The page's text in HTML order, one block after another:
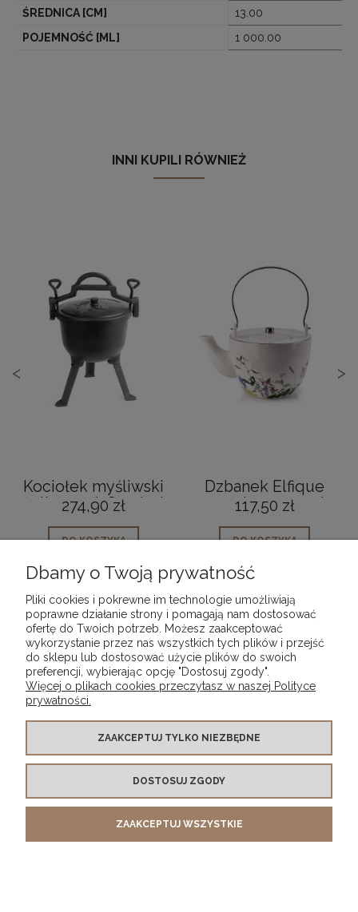
ŚREDNICA [CM]
13.00
POJEMNOŚĆ [ML]
1 000.00
INNI KUPILI RÓWNIEŻ
<
Kociołek myśliwski
żeliwny 5 L Survival
274,90 zł
DO KOSZYKA
Dzbanek Elfique
porcelanowy 0.9L
117,50 zł
DO KOSZYKA
>
POMOC
MOJE KONTO
PŁATNOŚCI I DOSTAWA
INFORMACJE
O NAS
Dbamy o Twoją prywatność
Pliki cookies i pokrewne im technologie umożliwiają
poprawne działanie strony i pomagają nam dostosować
ofertę do Twoich potrzeb. Możesz zaakceptować
wykorzystanie przez nas wszystkich tych plików i przejść
do sklepu lub dostosować użycie plików do swoich
preferencji, wybierając opcję "Dostosuj zgody".
Więcej o plikach cookies przeczytasz w naszej Polityce
prywatności.
ZAAKCEPTUJ TYLKO NIEZBĘDNE
DOSTOSUJ ZGODY
ZAAKCEPTUJ WSZYSTKIE